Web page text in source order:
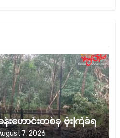
ဟောင်းတစ်ခု ဗုံးကြဲခံရ
7, 2026